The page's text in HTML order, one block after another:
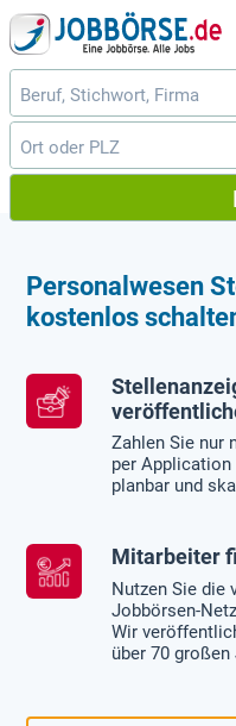
Personalwesen
kostenlos
Zahlen Sie nur
per Application
planbar und
Mitarbeiter
Nutzen Sie die
Jobbörsen-
Wir
über 70